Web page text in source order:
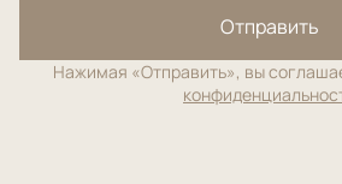
Отправить
Нажимая «Отправить», вы